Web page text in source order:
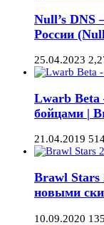
Null’s DNS
России
25.04.2023
Lwarb Beta
бойцами |
21.04.2019
Brawl Stars
новыми
10.09.2020